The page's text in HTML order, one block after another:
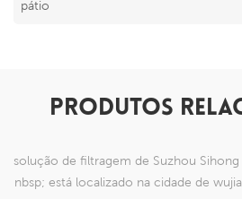
pátio
PRODUTOS
solução de filtragem de Suzhou
nbsp; está localizado na cidade de